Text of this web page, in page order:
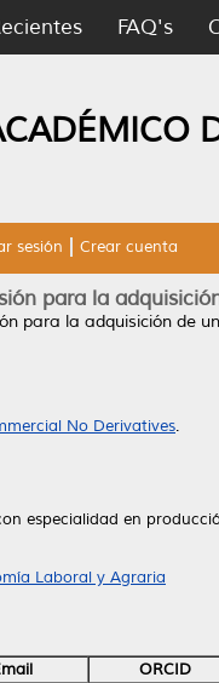
FAQ's
sesión Crear cuenta
para la
para la adquisición de
No Derivatives.
especialidad en
Laboral y Agraria
ORCID